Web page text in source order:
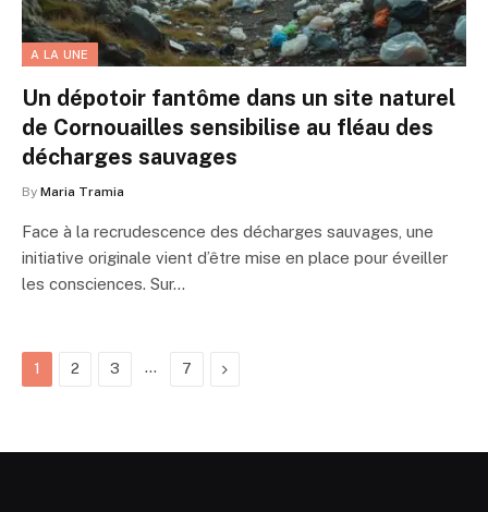
A LA UNE
Un dépotoir fantôme dans un site naturel
de Cornouailles sensibilise au fléau des
décharges sauvages
By Maria Tramia
Face à la recrudescence des décharges sauvages, une
initiative originale vient d’être mise en place pour éveiller
les consciences. Sur…
1 2 3 … 7 Next